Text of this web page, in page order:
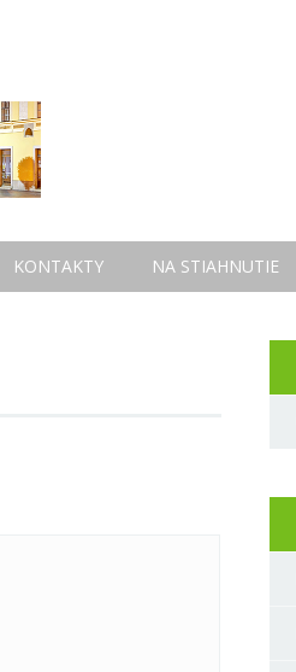
KONTAKTY NA STIAHNUTIE